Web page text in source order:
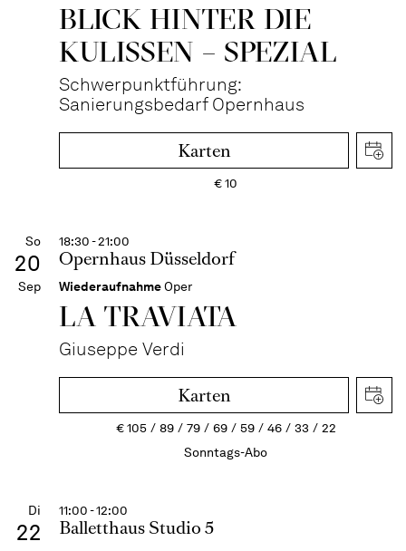
BLICK HINTER DIE
KULISSEN – SPEZIAL
Schwerpunktführung:
Sanierungsbedarf Opernhaus
Karten
€10
So
20
Sep
18:30 - 21:00
Opernhaus Düsseldorf
WiederaufnahmeOper
LA TRAVI­ATA
Giuseppe Verdi
Karten
€105 89 79 69 59 46 33
22
Sonntags-Abo
Di
22
11:00 - 12:00
Balletthaus Studio 5